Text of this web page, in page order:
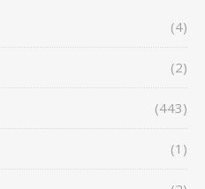
(4)
(2)
(443)
(1)